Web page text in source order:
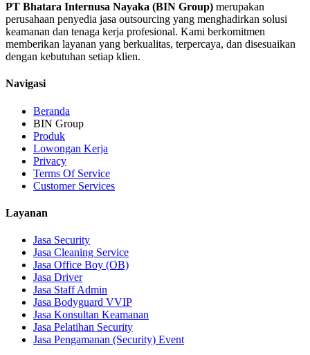
PT Bhatara Internusa Nayaka (BIN Group) merupakan
perusahaan penyedia jasa outsourcing yang menghadirkan solusi
keamanan dan tenaga kerja profesional. Kami berkomitmen
memberikan layanan yang berkualitas, terpercaya, dan disesuaikan
dengan kebutuhan setiap klien.
Navigasi
Beranda
BIN Group
Produk
Lowongan Kerja
Privacy
Terms Of Service
Customer Services
Layanan
Jasa Security
Jasa Cleaning Service
Jasa Office Boy (OB)
Jasa Driver
Jasa Staff Admin
Jasa Bodyguard VVIP
Jasa Konsultan Keamanan
Jasa Pelatihan Security
Jasa Pengamanan (Security) Event